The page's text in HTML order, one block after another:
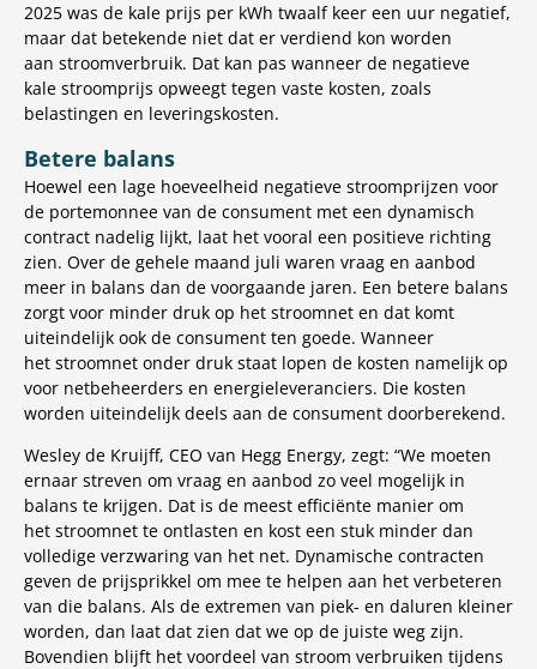
2025 was de kale prijs per kWh twaalf keer een uur negatief,
maar dat betekende niet dat er verdiend kon worden
aan stroomverbruik. Dat kan pas wanneer de negatieve
kale stroomprijs opweegt tegen vaste kosten, zoals
belastingen en leveringskosten.
Betere balans
Hoewel een lage hoeveelheid negatieve stroomprijzen voor
de portemonnee van de consument met een dynamisch
contract nadelig lijkt, laat het vooral een positieve richting
zien. Over de gehele maand juli waren vraag en aanbod
meer in balans dan de voorgaande jaren. Een betere balans
zorgt voor minder druk op het stroomnet en dat komt
uiteindelijk ook de consument ten goede. Wanneer
het stroomnet onder druk staat lopen de kosten namelijk op
voor netbeheerders en energieleveranciers. Die kosten
worden uiteindelijk deels aan de consument doorberekend.
Wesley de Kruijff, CEO van Hegg Energy, zegt: “We moeten
ernaar streven om vraag en aanbod zo veel mogelijk in
balans te krijgen. Dat is de meest efficiënte manier om
het stroomnet te ontlasten en kost een stuk minder dan
volledige verzwaring van het net. Dynamische contracten
geven de prijsprikkel om mee te helpen aan het verbeteren
van die balans. Als de extremen van piek- en daluren kleiner
worden, dan laat dat zien dat we op de juiste weg zijn.
Bovendien blijft het voordeel van stroom verbruiken tijdens